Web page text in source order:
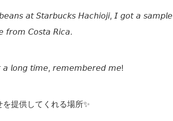
𝘢𝘵 𝘚𝘵𝘢𝘳𝘣𝘶𝘤𝘬𝘴 𝘏𝘢𝘤𝘩𝘪𝘰𝘫𝘪, 𝘐 𝘨𝘰𝘵 𝘢 𝘴𝘢𝘮𝘱𝘭𝘦
𝘧𝘳𝘰𝘮 𝘊𝘰𝘴𝘵𝘢 𝘙𝘪𝘤𝘢.
𝘢 𝘭𝘰𝘯𝘨 𝘵𝘪𝘮𝘦, 𝘳𝘦𝘮𝘦𝘮𝘣𝘦𝘳𝘦𝘥 𝘮𝘦!
提供してくれる場所✨